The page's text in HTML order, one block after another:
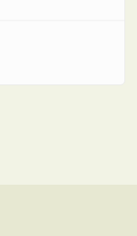
cables de transición